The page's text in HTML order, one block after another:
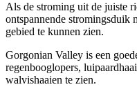
Als de stroming uit de juiste
ontspannende stromingsduik
gebied te kunnen zien.
Gorgonian Valley is een
regenbooglopers,
walvishaaien te zien.